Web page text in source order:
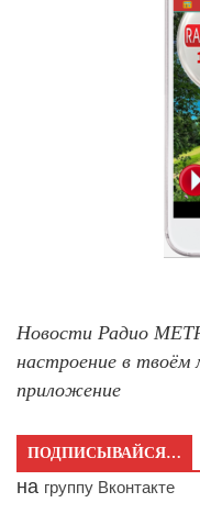
Новости Радио
настроение в твоём
приложение
ПОДПИСЫВАЙСЯ…
на группу Вконтакте